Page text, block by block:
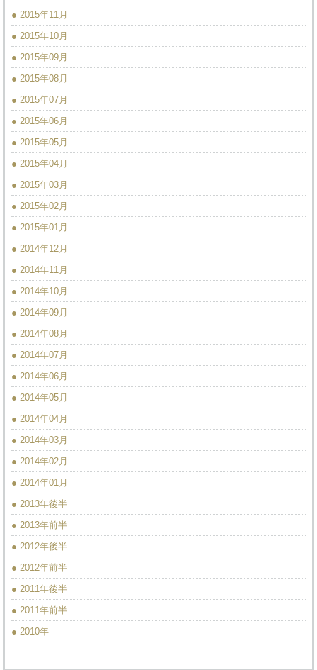
● 2015年11月
● 2015年10月
● 2015年09月
● 2015年08月
● 2015年07月
● 2015年06月
● 2015年05月
● 2015年04月
● 2015年03月
● 2015年02月
● 2015年01月
● 2014年12月
● 2014年11月
● 2014年10月
● 2014年09月
● 2014年08月
● 2014年07月
● 2014年06月
● 2014年05月
● 2014年04月
● 2014年03月
● 2014年02月
● 2014年01月
● 2013年後半
● 2013年前半
● 2012年後半
● 2012年前半
● 2011年後半
● 2011年前半
● 2010年